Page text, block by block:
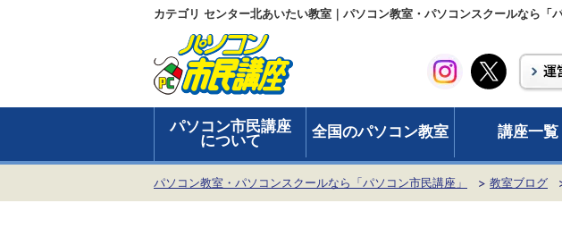
カテゴリ センター北あいたい教室｜パソコン教室・パソコンスクールなら「
パソコン市民講座
について
全国のパソコン教室 講座一覧
パソコン教室・パソコンスクールなら「パソコン市民講座」 教室ブログ